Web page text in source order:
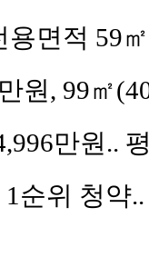
용면적 59
원, 99㎡
만원..
1순위 청